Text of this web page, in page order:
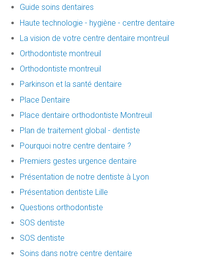
Guide soins dentaires
Haute technologie - hygiène - centre dentaire
La vision de votre centre dentaire montreuil
Orthodontiste montreuil
Orthodontiste montreuil
Parkinson et la santé dentaire
Place Dentaire
Place dentaire orthodontiste Montreuil
Plan de traitement global - dentiste
Pourquoi notre centre dentaire ?
Premiers gestes urgence dentaire
Présentation de notre dentiste à Lyon
Présentation dentiste Lille
Questions orthodontiste
SOS dentiste
SOS dentiste
Soins dans notre centre dentaire